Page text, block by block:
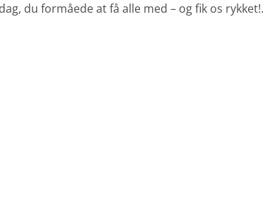
du formåede at få alle med – og fik os rykket!.